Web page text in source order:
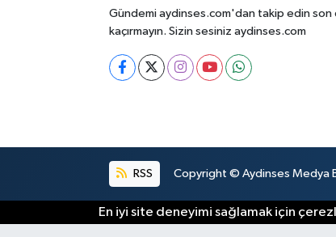
Gündemi aydinses.com'dan takip edin son
kaçırmayın. Sizin sesiniz aydinses.com
RSS Copyright © Aydinses Medya
En iyi site deneyimi sağlamak için